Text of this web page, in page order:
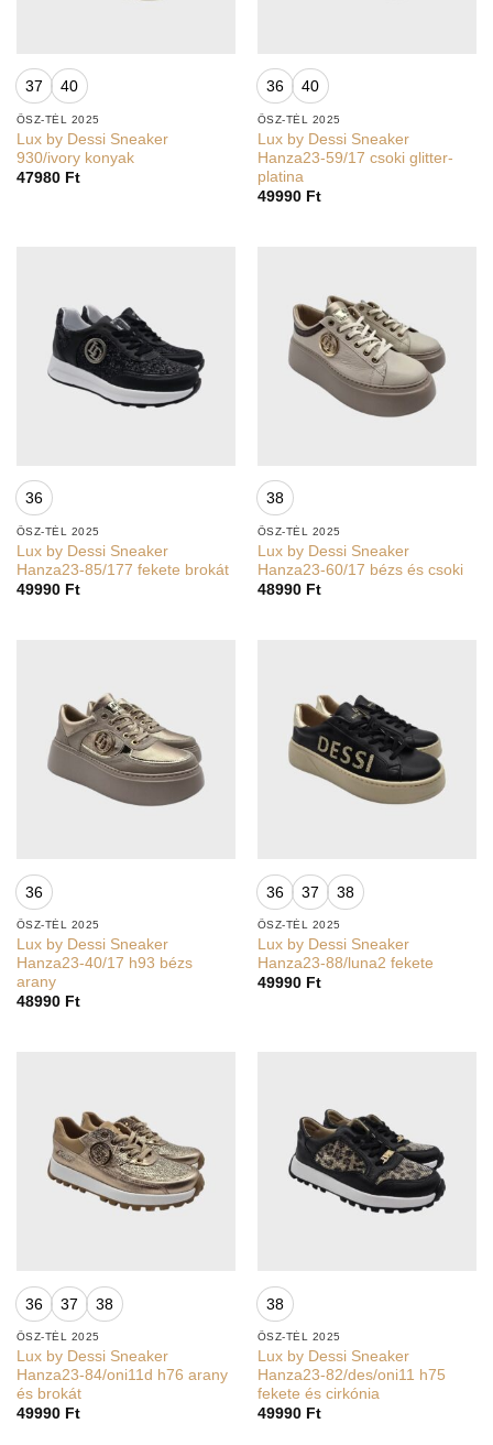
37 40
ŐSZ-TÉL 2025
Lux by Dessi Sneaker
930/ivory konyak
47980 Ft
36 40
ŐSZ-TÉL 2025
Lux by Dessi Sneaker
Hanza23-59/17 csoki glitter-
platina
49990 Ft
36
ŐSZ-TÉL 2025
Lux by Dessi Sneaker
Hanza23-85/177 fekete brokát
49990 Ft
38
ŐSZ-TÉL 2025
Lux by Dessi Sneaker
Hanza23-60/17 bézs és csoki
48990 Ft
36
ŐSZ-TÉL 2025
Lux by Dessi Sneaker
Hanza23-40/17 h93 bézs
arany
48990 Ft
36 37 38
ŐSZ-TÉL 2025
Lux by Dessi Sneaker
Hanza23-88/luna2 fekete
49990 Ft
36 37 38
ŐSZ-TÉL 2025
Lux by Dessi Sneaker
Hanza23-84/oni11d h76 arany
és brokát
49990 Ft
38
ŐSZ-TÉL 2025
Lux by Dessi Sneaker
Hanza23-82/des/oni11 h75
fekete és cirkónia
49990 Ft